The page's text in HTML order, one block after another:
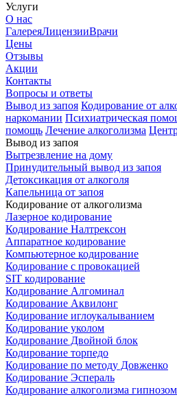
Услуги
О нас
ГалереяЛицензииВрачи
Цены
Отзывы
Акции
Контакты
Вопросы и ответы
Вывод из запоя Кодирование от
наркомании Психиатрическая
помощь Лечение алкоголизма
Вывод из запоя
Вытрезвление на дому
Принудительный вывод из запоя
Детоксикация от алкоголя
Капельница от запоя
Кодирование от алкоголизма
Лазерное кодирование
Кодирование Налтрексон
Аппаратное кодирование
Компьютерное кодирование
Кодирование с провокацией
SIT кодирование
Кодирование Алгоминал
Кодирование Аквилонг
Кодирование иглоукалыванием
Кодирование уколом
Кодирование Двойной блок
Кодирование торпедо
Кодирование по методу Довженко
Кодирование Эспераль
Кодирование алкоголизма гипнозом